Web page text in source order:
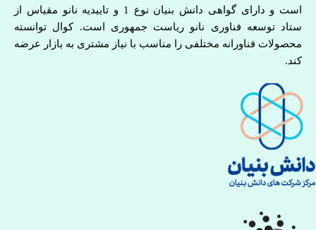
است و دارای گواهی دانش بنیان نوع 1 و تاییدیه نانو مقیاس از
ستاد توسعه فناوری نانو ریاست جمهوری است. کوال توانسته
محصولات فناورانه مختلفی را مناسب با نیاز مشتری به بازار عرضه
کند.